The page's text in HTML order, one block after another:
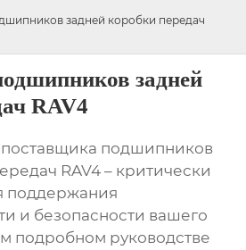
задней коробки передач
задней
RAV4
подшипников
RAV4 – критически
поддержания
и безопасности вашего
подробном руководстве